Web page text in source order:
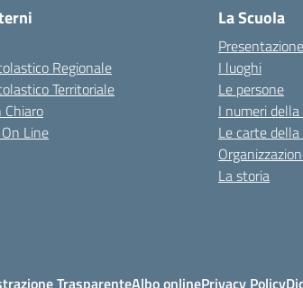
Regionale
Territoriale
Chiaro
Line
La Scuola
Presentazione
I luoghi
Le persone
I numeri
Le carte
La storia
TrasparenteAlbo onlinePrivacy Policy